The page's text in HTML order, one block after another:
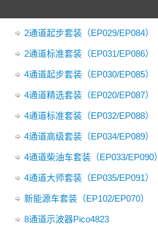
2通道起步套装（EP029/EP084）
2通道标准套装（EP031/EP086）
4通道起步套装（EP030/EP085）
4通道精选套装（EP020/EP087）
4通道标准套装（EP032/EP088）
4通道高级套装（EP034/EP089）
4通道柴油车套装（EP033/EP090）
4通道大师套装（EP035/EP091）
新能源车套装（EP102/EP070）
8通道示波器Pico4823